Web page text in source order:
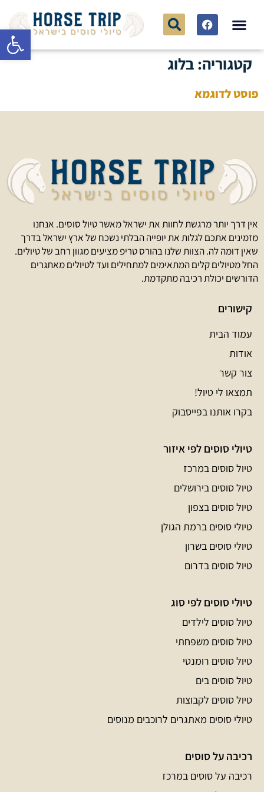
קטגוריה:בלוג
פוסט לדוגמא
אין דרך יותר מרגשת לחוות את ישראל מאשר טיול סוסים. אנחנו
מזמינים אתכם לגלות את יופייה הבלתי נשכח של ארץ ישראל בדרך
שאין דומה לה. הצוות שלנו בהורס טריפ מציעים מגוון רחב של טיולים.
החל מטיולים קלים המתאימים למתחילים ועד לטיולים מאתגרים
הדורשים יכולת רכיבה מתקדמת.
קישורים
עמוד הבית
אודות
צור קשר
תמצאו לי טיול!
בקרו אותנו בפייסבוק
טיולי סוסים לפי איזור
טיול סוסים במרכז
טיול סוסים בירושלים
טיול סוסים בצפון
טיולי סוסים ברמת הגולן
טיולי סוסים בשרון
טיול סוסים בדרום
טיולי סוסים לפי סוג
טיול סוסים לילדים
טיול סוסים משפחתי
טיול סוסים רומנטי
טיול סוסים בים
טיול סוסים לקבוצות
טיולי סוסים מאתגרים לרוכבים מנוסים
רכיבה על סוסים
רכיבה על סוסים במרכז
פתח